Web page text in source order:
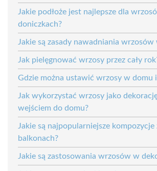
Jakie podłoże jest najlepsze dla
doniczkach?
Jakie są zasady nawadniania wrzosów
Jak pielęgnować wrzosy przez cały
Gdzie można ustawić wrzosy w domu
Jak wykorzystać wrzosy jako
wejściem do domu?
Jakie są najpopularniejsze
balkonach?
Jakie są zastosowania wrzosów w